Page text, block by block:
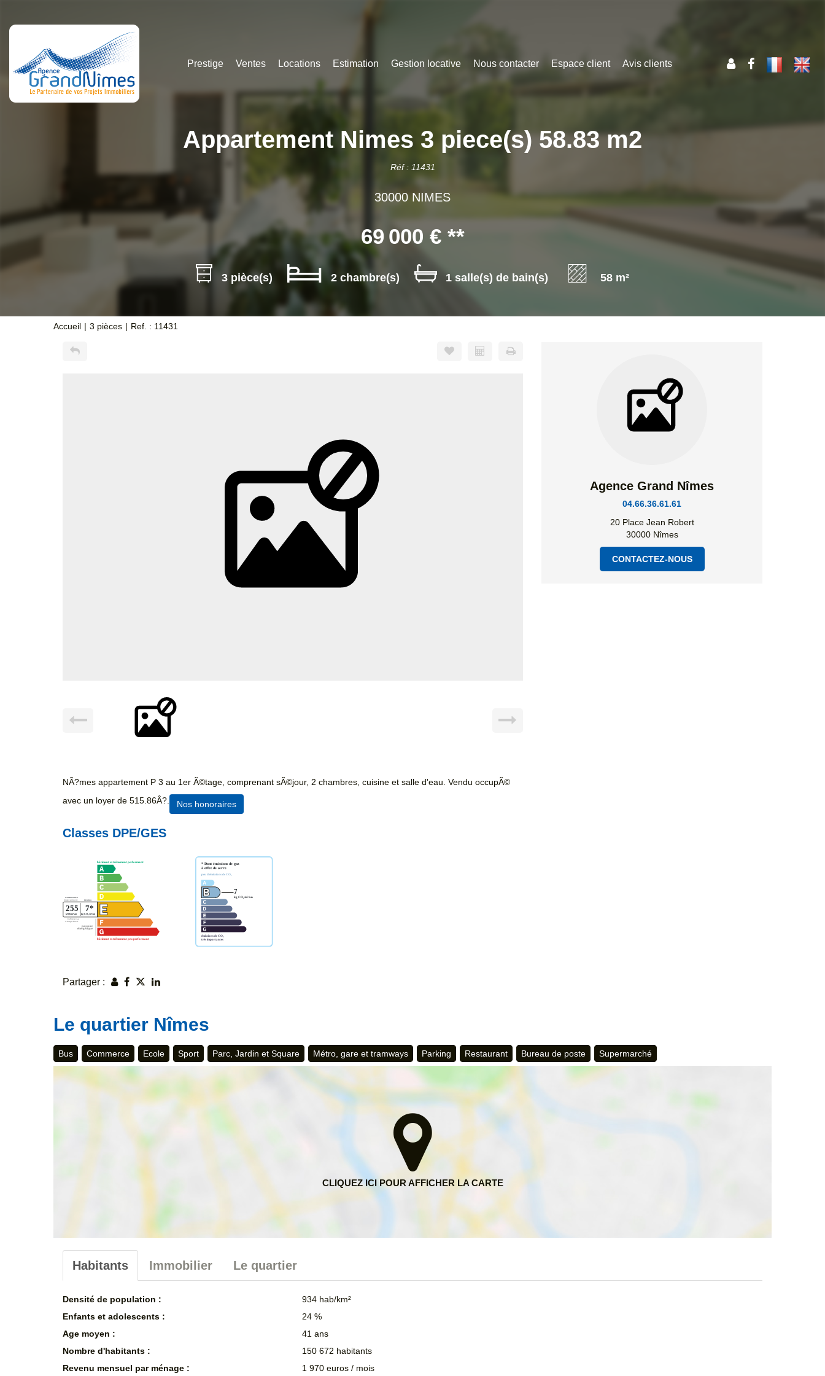
Prestige Ventes Locations Estimation Gestion locative Nous contacter Espace client Avis clients
Appartement Nimes 3 piece(s) 58.83 m2
Réf : 11431
30000 NIMES
69 000 €**
3 pièce(s) 2 chambre(s) 1 salle(s) de bain(s) 58 m²
Accueil 3 pièces Ref. : 11431
NÃ?mes appartement P 3 au 1er Ã©tage, comprenant sÃ©jour, 2 chambres, cuisine et salle d'eau. Vendu occupÃ©
avec un loyer de 515.86Â?.
Nos honoraires
Classes DPE/GES
Partager :
Agence Grand Nîmes
04.66.36.61.61
20 Place Jean Robert
30000 Nîmes
CONTACTEZ-NOUS
Le quartier Nîmes
Bus Commerce Ecole Sport Parc, Jardin et Square Métro, gare et tramways Parking Restaurant Bureau de poste Supermarché
Habitants Immobilier Le quartier
Densité de population :
934 hab/km²
Enfants et adolescents :
24 %
Age moyen :
41 ans
Nombre d'habitants :
150 672 habitants
Revenu mensuel par ménage :
1 970 euros / mois